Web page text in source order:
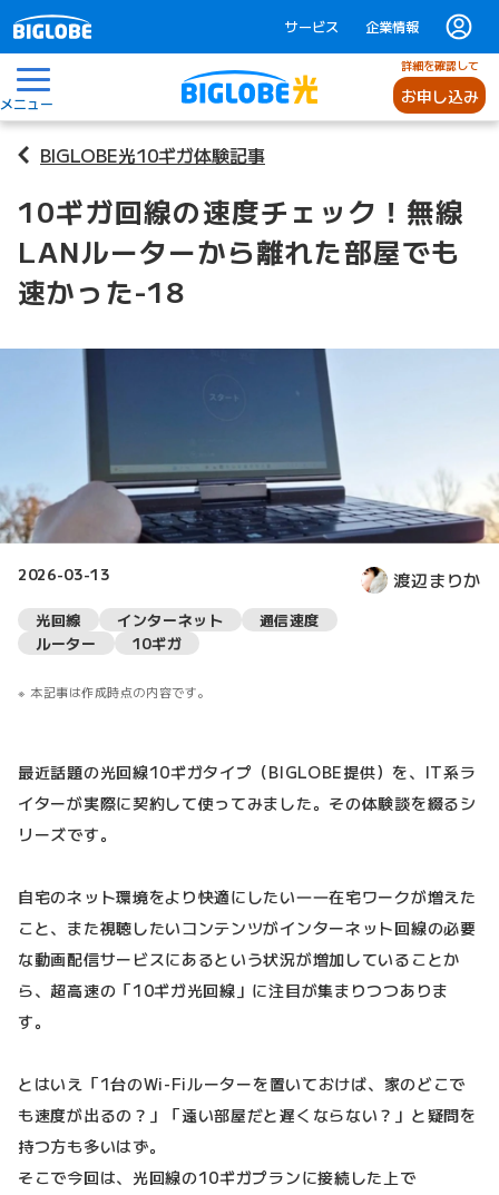
サービス 企業情報
メニュー
詳細を確認して
お申し込み
BIGLOBE光10ギガ体験記事
10ギガ回線の速度チェック！無線
LANルーターから離れた部屋でも
速かった-18
2026-03-13 渡辺まりか
光回線 インターネット
通信速度
ルーター
10ギガ
本記事は作成時点の内容です。
最近話題の光回線10ギガタイプ（BIGLOBE提供）を、IT系ラ
イターが実際に契約して使ってみました。その体験談を綴るシ
リーズです。
自宅のネット環境をより快適にしたい――在宅ワークが増えた
こと、また視聴したいコンテンツがインターネット回線の必要
な動画配信サービスにあるという状況が増加していることか
ら、超高速の「10ギガ光回線」に注目が集まりつつありま
す。
とはいえ「1台のWi-Fiルーターを置いておけば、家のどこで
も速度が出るの？」「遠い部屋だと遅くならない？」と疑問を
持つ方も多いはず。
そこで今回は、光回線の10ギガプランに接続した上で